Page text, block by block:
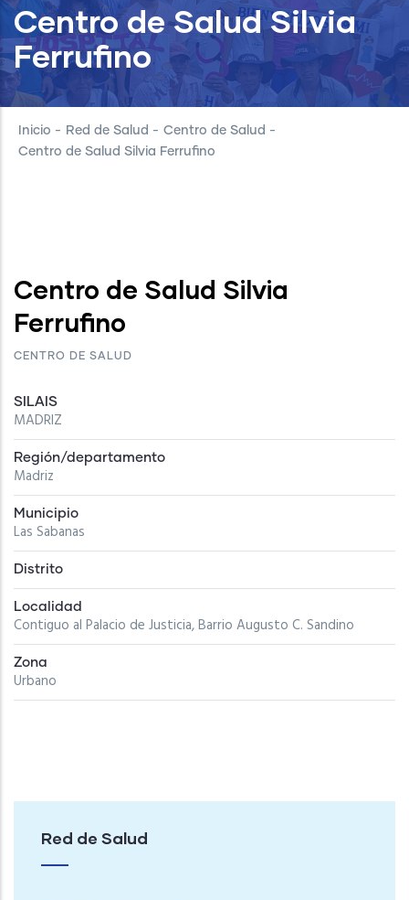
Centro de Salud Silvia
Ferrufino
Inicio - Red de Salud - Centro de Salud -
Centro de Salud Silvia Ferrufino
Centro de Salud Silvia
Ferrufino
CENTRO DE SALUD
SILAIS
MADRIZ
Región/departamento
Madriz
Municipio
Las Sabanas
Distrito
Localidad
Contiguo al Palacio de Justicia, Barrio Augusto C. Sandino
Zona
Urbano
Red de Salud